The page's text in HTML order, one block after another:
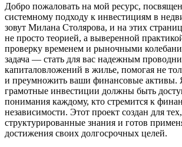
Добро пожаловать на мой ресурс,
системному подходу к инвестициям в
зовут Милана Столярова, и на этих
не просто теорией, а выверенной
проверку временем и рыночными
задача — стать для вас надежным
капиталовложений в жилье, помогая не
и преумножить ваши финансовые активы.
грамотные инвестиции должны быть
понимания каждому, кто стремится к
независимости. Этот проект создан для
структурированные знания и готов
достижения своих долгосрочных целей.